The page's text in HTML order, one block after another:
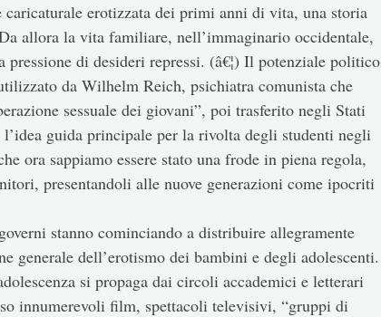
caricaturale erotizzata dei primi anni di vita, una storia
allora la vita familiare, nell’immaginario occidentale,
pressione di desideri repressi. (â€¦) Il potenziale politico
da Wilhelm Reich, psichiatra comunista che
sessuale dei giovani”, poi trasferito negli Stati
guida principale per la rivolta degli studenti negli
ora sappiamo essere stato una frode in piena regola,
presentandoli alle nuove generazioni come ipocriti
stanno cominciando a distribuire allegramente
generale dell’erotismo dei bambini e degli adolescenti.
si propaga dai circoli accademici e letterari
innumerevoli film, spettacoli televisivi, “gruppi di